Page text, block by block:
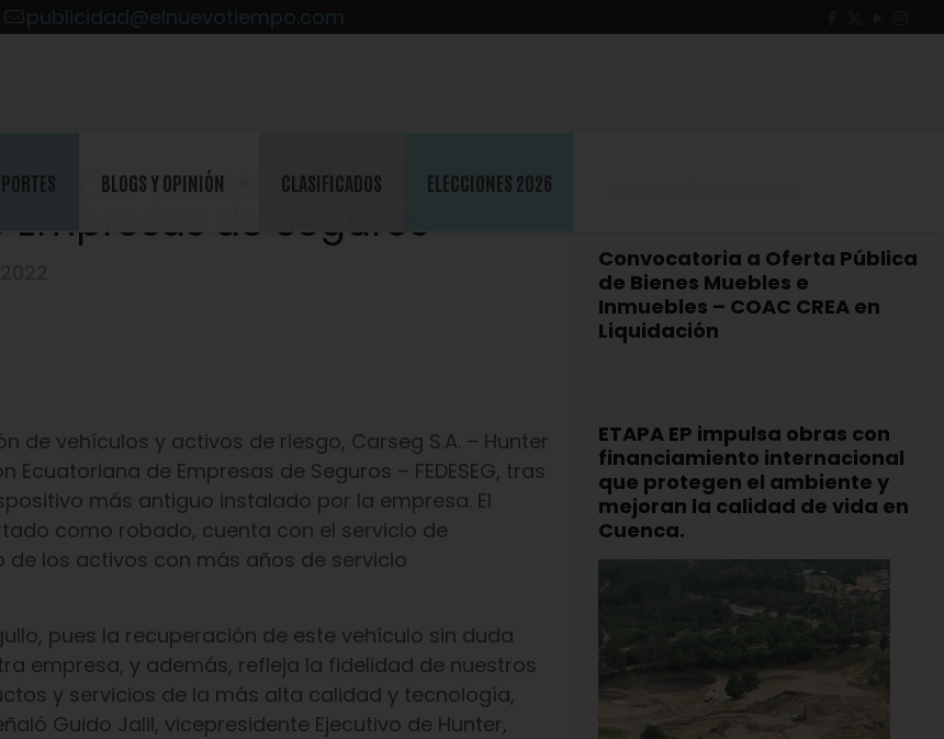
publicidad@elnuevotiempo.com
BLOGS Y OPINIÓN CLASIFICADOS ELECCIONES 2026
por parte de la
de Seguros
vehículos y activos de riesgo, Carseg S.A. – Hunter
de Empresas de Seguros – FEDESEG, tras
más antiguo instalado por la empresa. El
como robado, cuenta con el servicio de
de los activos con más años de servicio
pues la recuperación de este vehículo sin duda
empresa, y además, refleja la fidelidad de nuestros
y servicios de la más alta calidad y tecnología,
Guido Jalil, vicepresidente Ejecutivo de Hunter,
Convocatoria a Oferta Pública
de Bienes Muebles e
Inmuebles – COAC CREA en
Liquidación
ETAPA EP impulsa obras con
financiamiento internacional
que protegen el ambiente y
mejoran la calidad de vida en
Cuenca.